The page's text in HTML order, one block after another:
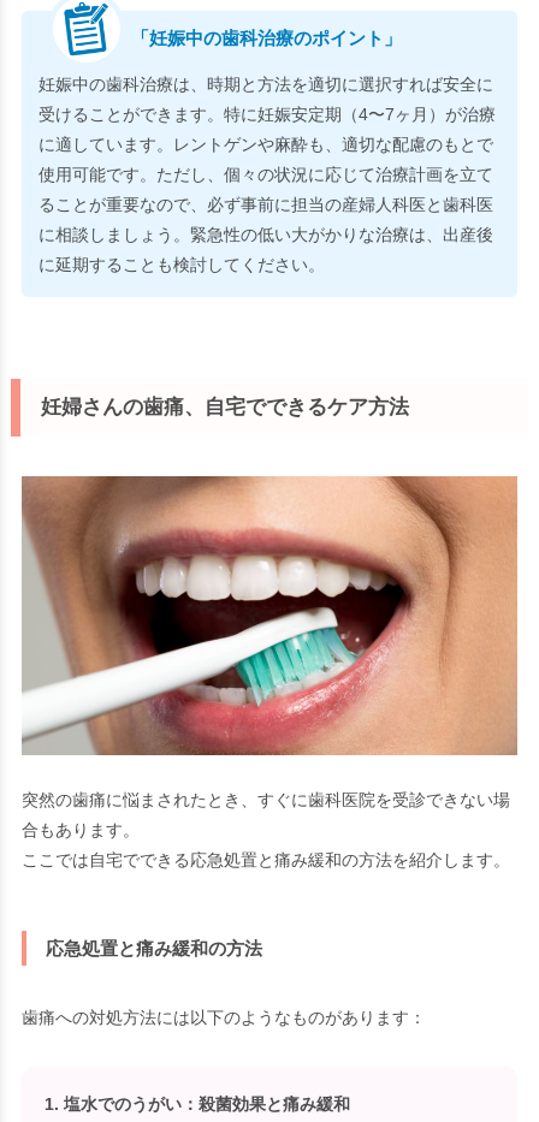
「妊娠中の歯科治療のポイント」
妊娠中の歯科治療は、時期と方法を適切に選択すれば安全に
受けることができます。特に妊娠安定期（4〜7ヶ月）が治療
に適しています。レントゲンや麻酔も、適切な配慮のもとで
使用可能です。ただし、個々の状況に応じて治療計画を立て
ることが重要なので、必ず事前に担当の産婦人科医と歯科医
に相談しましょう。緊急性の低い大がかりな治療は、出産後
に延期することも検討してください。
妊婦さんの歯痛、自宅でできるケア方法
突然の歯痛に悩まされたとき、すぐに歯科医院を受診できない場
合もあります。
ここでは自宅でできる応急処置と痛み緩和の方法を紹介します。
応急処置と痛み緩和の方法
歯痛への対処方法には以下のようなものがあります：
塩水でのうがい：殺菌効果と痛み緩和